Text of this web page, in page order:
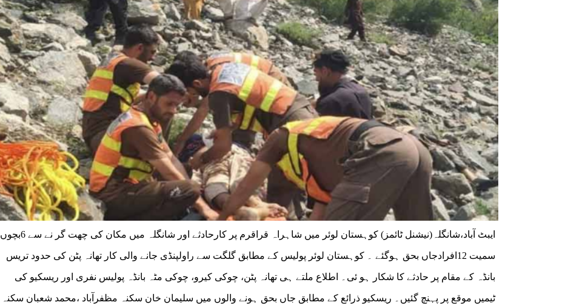
ایبٹ آباد،شانگلہ(نیشنل ٹائمز) کوہستان لوئر میں شاہراہ قراقرم پر کارحادثے اور شانگلہ میں مکان کی چھت گر نے سے 6بچوں
سمیت 12افرادجاں بحق ہوگئے ۔ کوہستان لوئر پولیس کے مطابق گلگت سے راولپنڈی جانے والی کار تھانہ پٹن کی حدود تریس
بانڈہ کے مقام پر حادثے کا شکار ہو ئی۔ اطلاع ملتے ہی تھانہ پٹن، چوکی کیرو، چوکی مٹہ بانڈہ پولیس نفری اور ریسکیو کی
ٹیمیں موقع پر پہنچ گئیں۔ ریسکیو ذرائع کے مطابق جاں بحق ہونے والوں میں سلیمان خان سکنہ مظفرآباد ،محمد شعبان سکنہ